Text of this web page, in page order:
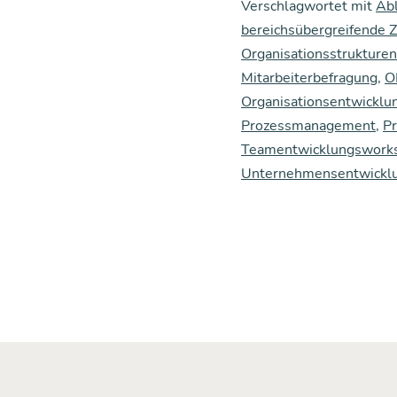
Verschlagwortet mit
bereichsübergreifende
Organisationsstrukturen
Mitarbeiterbefragung,
Prozessmanagement,